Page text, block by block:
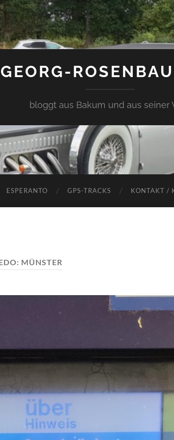
GEORG-
bloggt aus Bakum und aus seiner
ESPERANTO GPS-TRACKS KONTAKT /
MÜNSTER